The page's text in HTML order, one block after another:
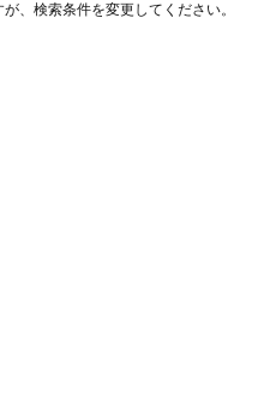
、検索条件を変更してください。